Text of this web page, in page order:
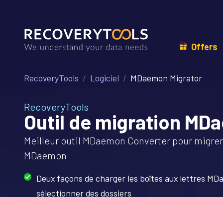
Offers
RecoveryTools Logiciel MDaemon Migrator
RecoveryTools
Outil de migration
Meilleur outil MDaemon Converter pour
MDaemon
Deux façons de charger les boîtes aux lettres
sélectionner des dossiers